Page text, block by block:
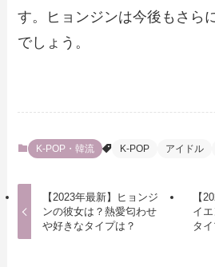
す。ヒョンジンは今後もさら
でしょう。
K-POP・韓流 K-POP アイドル
【2023年最新】ヒョンジ
ンの彼女は？熱愛匂わせ
や好きなタイプは？
【
イ
タ